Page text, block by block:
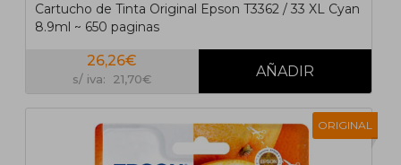
Cartucho de Tinta Original Epson T3362 / 33 XL Cyan
8.9ml ~ 650 paginas
26,26€
s/ iva: 21,70€
ORIGINAL